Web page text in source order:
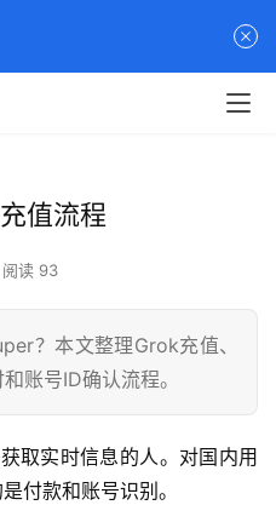
值流程
阅读 93
？本文整理Grok充值、
账号ID确认流程。
取实时信息的人。对国内用
付款和账号识别。